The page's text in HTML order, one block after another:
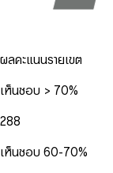
ผลคะแนนรายเขต
เห็นชอบ > 70%
288
เห็นชอบ 60-70%